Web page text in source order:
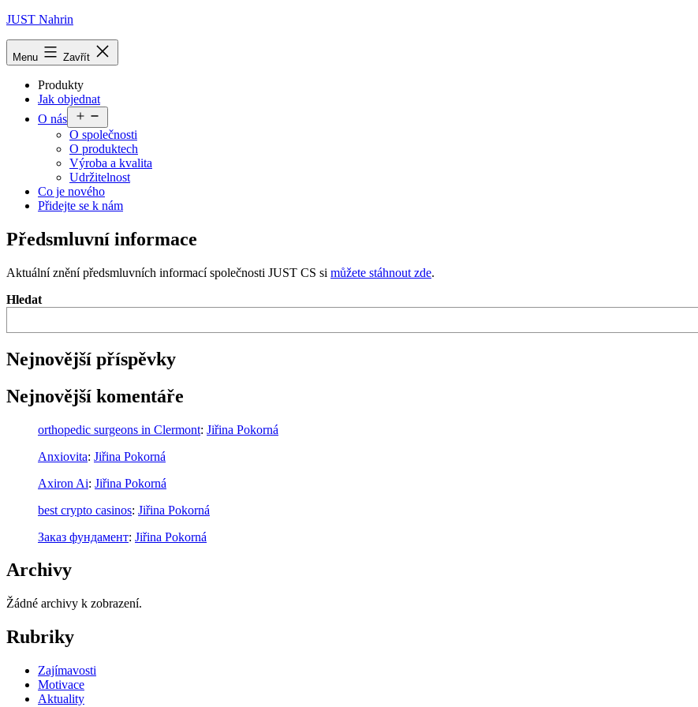
Přejít
JUST Nahrin
Menu Zavřít
Produkty
Jak objednat
O nás
menu
O společnosti
O produktech
Výroba a kvalita
Udržitelnost
Co je nového
Přidejte se k nám
Předsmluvní informace
Aktuální znění předsmluvních informací společnosti JUST CS si můžete stáhnout zde.
Hledat
Nejnovější příspěvky
Nejnovější komentáře
orthopedic surgeons in Clermont: Jiřina Pokorná
Anxiovita: Jiřina Pokorná
Axiron Ai: Jiřina Pokorná
best crypto casinos: Jiřina Pokorná
Заказ фундамент: Jiřina Pokorná
Archivy
Žádné archivy k zobrazení.
Rubriky
Zajímavosti
Motivace
Aktuality